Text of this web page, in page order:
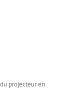
projecteur en